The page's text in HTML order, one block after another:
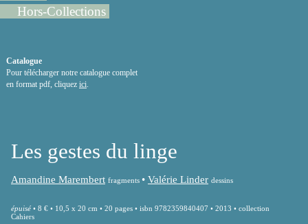
Hors-Collections
Catalogue
Pour télécharger notre catalogue complet
en format pdf, cliquez ici
Les gestes du linge
Amandine Marembert fragments • Valérie Linder dessins
épuisé • 8 € • 10,5 x 20 cm • 20 pages • isbn 9782359840407 • 2013 • collection
Cahiers